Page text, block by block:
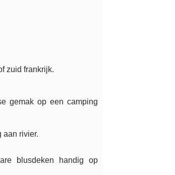
zuid frankrijk.
gemak op een camping
aan rivier.
blusdeken handig op